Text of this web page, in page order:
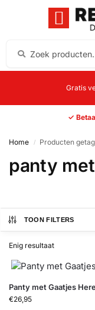
Gratis
✓
Home / Producten
panty
TOON FILTERS
Enig resultaat
Panty met Gaatjes
€26,95